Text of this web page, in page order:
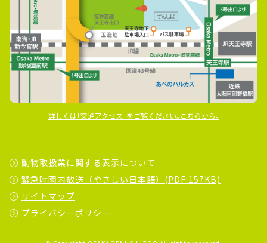
詳しくは｢交通アクセス｣をご覧ください｡こちらから｡
動物取扱業に関する表示について
緊急時園内放送（やさしい日本語）(PDF:157KB)
サイトマップ
プライバシーポリシー